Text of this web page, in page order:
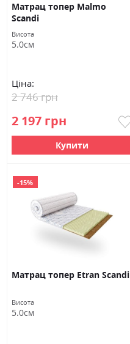
Матрац топер Malmo
Scandi
Висота
5.0см
Ціна:
2 197 грн
2 746 грн
Купити
-15%
Матрац топер Etran Scandi
Висота
5.0см